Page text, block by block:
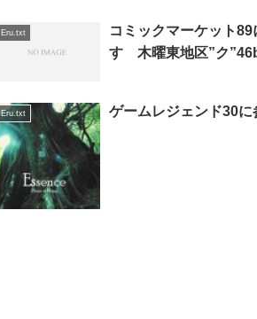
Eru.txt
コミックマーケット89
す 木曜東地区”ク
Eru.txt ゲームレジェンド30に